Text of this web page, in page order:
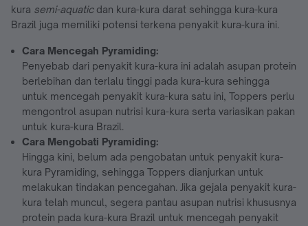
kura semi-aquaticdan kura-kura darat sehingga kura-kura
Brazil juga memiliki potensi terkena penyakit kura-kura ini.
Cara Mencegah Pyramiding:
Penyebab dari penyakit kura-kura ini adalah asupan protein
berlebihan dan terlalu tinggi pada kura-kura sehingga
untuk mencegah penyakit kura-kura satu ini, Toppers perlu
mengontrol asupan nutrisi kura-kura serta variasikan pakan
untuk kura-kura Brazil.
Cara Mengobati Pyramiding:
Hingga kini, belum ada pengobatan untuk penyakit kura-
kura Pyramiding, sehingga Toppers dianjurkan untuk
melakukan tindakan pencegahan. Jika gejala penyakit kura-
kura telah muncul, segera pantau asupan nutrisi khususnya
protein pada kura-kura Brazil untuk mencegah penyakit